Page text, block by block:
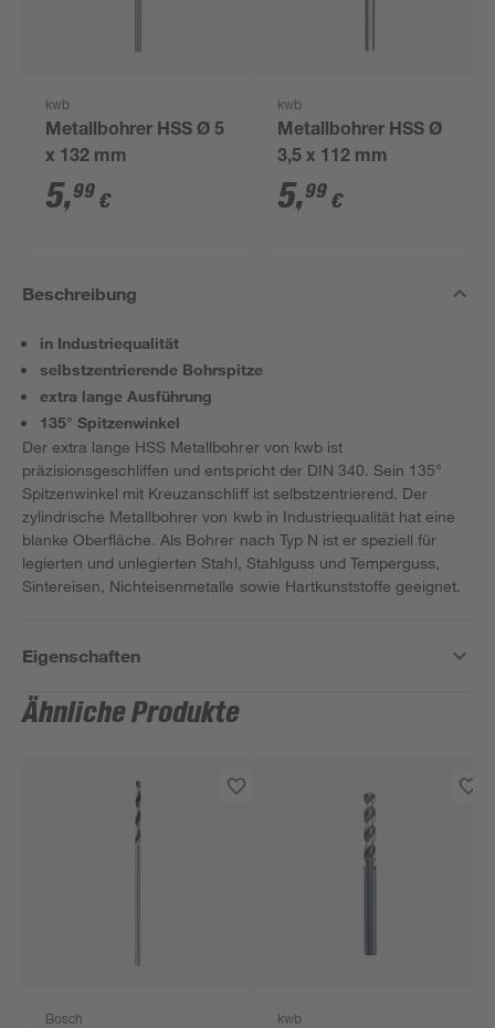
kwb
Metallbohrer HSS Ø 5
x 132 mm
5,99 €
kwb
Metallbohrer HSS Ø
3,5 x 112 mm
5,99 €
Beschreibung
in Industriequalität
selbstzentrierende Bohrspitze
extra lange Ausführung
135° Spitzenwinkel
Der extra lange HSS Metallbohrer von kwb ist
präzisionsgeschliffen und entspricht der DIN 340. Sein 135°
Spitzenwinkel mit Kreuzanschliff ist selbstzentrierend. Der
zylindrische Metallbohrer von kwb in Industriequalität hat eine
blanke Oberfläche. Als Bohrer nach Typ N ist er speziell für
legierten und unlegierten Stahl, Stahlguss und Temperguss,
Sintereisen, Nichteisenmetalle sowie Hartkunststoffe geeignet.
Eigenschaften
Ähnliche Produkte
Bosch kwb